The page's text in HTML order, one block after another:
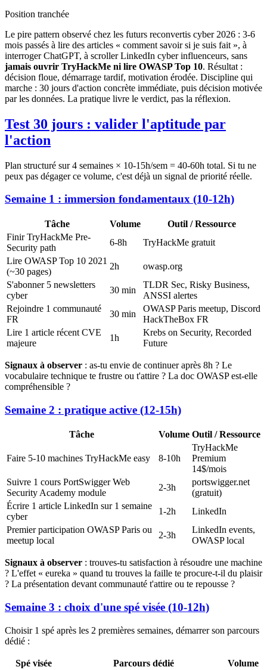
Position tranchée
Le pire pattern observé chez les futurs reconvertis cyber 2026 : 3-6
mois passés à lire des articles « comment savoir si je suis fait », à
interroger ChatGPT, à scroller LinkedIn cyber influenceurs, sans
jamais ouvrir TryHackMe ni lire OWASP Top 10. Résultat :
décision floue, démarrage tardif, motivation érodée. Discipline qui
marche : 30 jours d'action concrète immédiate, puis décision motivée
par les données. La pratique livre le verdict, pas la réflexion.
Test 30 jours : valider l'aptitude par
l'action
Plan structuré sur 4 semaines × 10-15h/sem = 40-60h total. Si tu ne
peux pas dégager ce volume, c'est déjà un signal de priorité réelle.
Semaine 1 : immersion fondamentaux (10-12h)
Tâche Volume
Outil / Ressource
Finir TryHackMe Pre-
Security path
6-8h
TryHackMe gratuit
Lire OWASP Top 10 2021
(~30 pages)
2h
owasp.org
S'abonner 5 newsletters
cyber
30 min
TLDR Sec, Risky Business,
ANSSI alertes
Rejoindre 1 communauté
FR
30 min
OWASP Paris meetup, Discord
HackTheBox FR
Lire 1 article récent CVE
majeure
1h
Krebs on Security, Recorded
Future
Signaux à observer : as-tu envie de continuer après 8h ? Le
vocabulaire technique te frustre ou t'attire ? La doc OWASP est-elle
compréhensible ?
Semaine 2 : pratique active (12-15h)
Tâche Volume Outil / Ressource
Faire 5-10 machines TryHackMe easy 8-10h
TryHackMe
Premium
14$/mois
Suivre 1 cours PortSwigger Web
Security Academy module
2-3h
portswigger.net
(gratuit)
Écrire 1 article LinkedIn sur 1 semaine
cyber
1-2h
LinkedIn
Premier participation OWASP Paris ou
meetup local
2-3h
LinkedIn events,
OWASP local
Signaux à observer : trouves-tu satisfaction à résoudre une machine
? L'effet « eureka » quand tu trouves la faille te procure-t-il du plaisir
? La présentation devant communauté t'attire ou te repousse ?
Semaine 3 : choix d'une spé visée (10-12h)
Choisir 1 spé après les 2 premières semaines, démarrer son parcours
dédié :
Spé visée Parcours dédié
Volume